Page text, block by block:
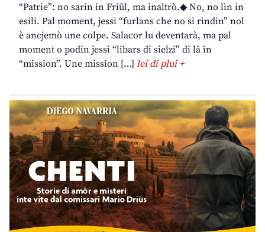
“Patrie”: no sarin in Friûl, ma inaltrò.◆ No, no lìn in
esili. Pal moment, jessi “furlans che no si rindin” nol
è ancjemò une colpe. Salacor lu deventarà, ma pal
moment o podin jessi “libars di sielzi” di lâ in
“mission”. Une mission […] lei di plui +